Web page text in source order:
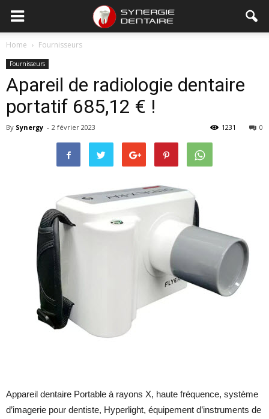
Home Fournisseurs
Fournisseurs
Apareil de radiologie dentaire
portatif 685,12 € !
By Synergy - 2 février 2023 0
1231
Appareil dentaire Portable à rayons X, haute fréquence, système
d’imagerie pour dentiste, Hyperlight, équipement d’instruments de